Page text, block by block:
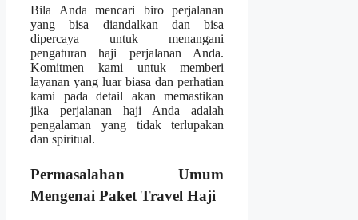
Bila Anda mencari biro perjalanan
yang bisa diandalkan dan bisa
dipercaya untuk menangani
pengaturan haji perjalanan Anda.
Komitmen kami untuk memberi
layanan yang luar biasa dan perhatian
kami pada detail akan memastikan
jika perjalanan haji Anda adalah
pengalaman yang tidak terlupakan
dan spiritual.
Permasalahan Umum
Mengenai Paket Travel Haji